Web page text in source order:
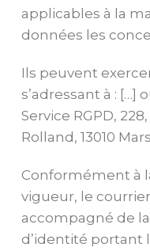
applicables à la
données les
Ils peuvent
s’adressant à : […]
Service RGPD,
Rolland, 13010
Conformément à
vigueur, le
accompagné de
d’identité portant